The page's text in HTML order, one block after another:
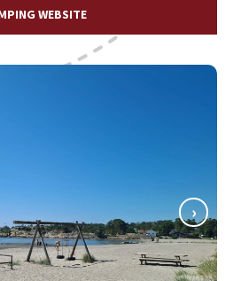
WEBSITE
›